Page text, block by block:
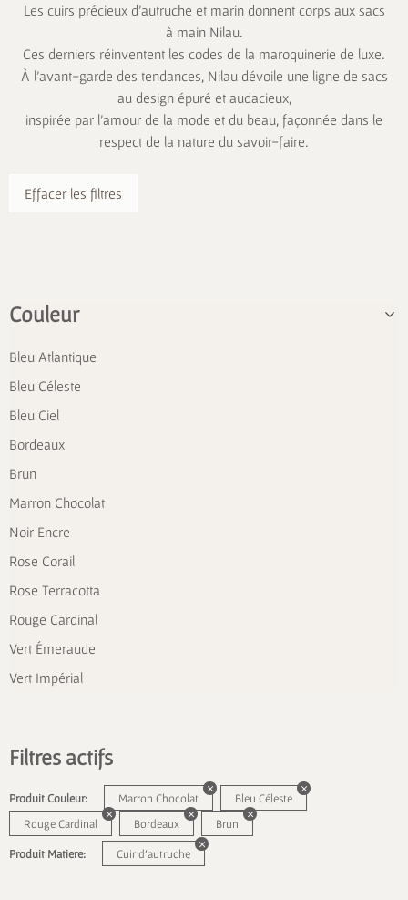
Les cuirs précieux d’autruche et marin donnent corps aux sacs
à main Nilau.
Ces derniers réinventent les codes de la maroquinerie de luxe.
À l’avant-garde des tendances, Nilau dévoile une ligne de sacs
au design épuré et audacieux,
inspirée par l’amour de la mode et du beau, façonnée dans le
respect de la nature du savoir-faire.
Effacer les filtres
Couleur
Bleu Atlantique
Bleu Céleste
Bleu Ciel
Bordeaux
Brun
Marron Chocolat
Noir Encre
Rose Corail
Rose Terracotta
Rouge Cardinal
Vert Émeraude
Vert Impérial
Filtres actifs
Produit Couleur: Marron Chocolat
Bleu Céleste
Rouge Cardinal
Bordeaux Brun
Produit Matiere: Cuir d'autruche